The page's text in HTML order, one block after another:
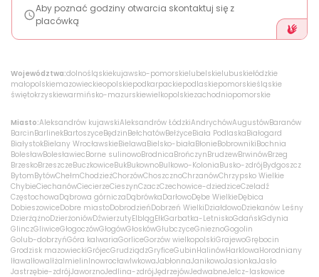
Aby poznać godziny otwarcia skontaktuj się z
placówką
Województwa:dolnośląskiekujawsko-pomorskielubelskielubuskiełódzkie
małopolskiemazowieckieopolskiepodkarpackiepodlaskiepomorskieśląskie
świętokrzyskiewarmińsko-mazurskiewielkopolskiezachodniopomorskie
Miasto:Aleksandrów kujawskiAleksandrów ŁódzkiAndrychówAugustówBaranów
BarcinBarlinekBartoszyceBędzinBełchatówBełżyceBiała PodlaskaBiałogard
BiałystokBielany WrocławskieBielawaBielsko-białaBłonieBobrownikiBochnia
BolesławBolesławiecBorne sulinowoBrodnicaBrończynBrudzewBrwinówBrzeg
BrzeskoBrzeszczeBuczkowiceBukBukownoBulkowo-KoloniaBusko-zdrójBydgoszcz
BytomBytówChełmChodzieżChorzówChoszcznoChrzanówChrzypsko Wielkie
ChybieCiechanówCiecierzeCieszynCzaczCzechowice-dziedziceCzeladź
CzęstochowaDąbrowa górniczaDąbrówkaDarłowoDębe WielkieDębica
DobieszowiceDobre miastoDobrodzieńDobrzeń WielkiDziałdowoDziekanów Leśny
DzierżążnoDzierżoniówDźwierzutyElblągEłkGarbatka-LetniskoGdańskGdynia
GlinczGliwiceGłogoczówGłogówGłoskówGłubczyceGnieznoGogolin
Golub-dobrzyńGóra kalwariaGorliceGorzów wielkopolskiGrajewoGrębocin
Grodzisk mazowieckiGrójecGrudziądzGryficeGubinHalinówHarklowaHorodniany
IławaIłowaIłżaImielinInowrocławIwkowaJabłonnaJanikowoJasionkaJasło
Jastrzębie-zdrójJaworznoJedlina-zdrójJędrzejówJedwabneJelcz-laskowice